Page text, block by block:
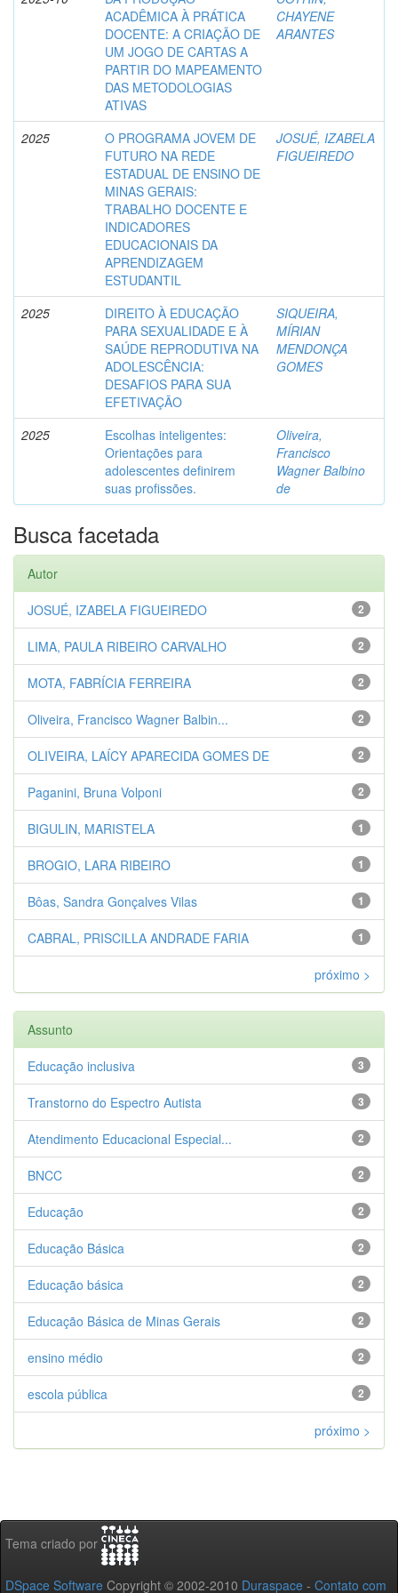
ACADÊMICA À PRÁTICA
DOCENTE: A CRIAÇÃO DE
UM JOGO DE CARTAS A
PARTIR DO MAPEAMENTO
DAS METODOLOGIAS
ATIVAS
CHAYENE
ARANTES
2025
O PROGRAMA JOVEM DE
FUTURO NA REDE
ESTADUAL DE ENSINO DE
MINAS GERAIS:
TRABALHO DOCENTE E
INDICADORES
EDUCACIONAIS DA
APRENDIZAGEM
ESTUDANTIL
JOSUÉ, IZABELA
FIGUEIREDO
2025
DIREITO À EDUCAÇÃO
PARA SEXUALIDADE E À
SAÚDE REPRODUTIVA NA
ADOLESCÊNCIA:
DESAFIOS PARA SUA
EFETIVAÇÃO
SIQUEIRA,
MÍRIAN
MENDONÇA
GOMES
2025
Escolhas inteligentes:
Orientações para
adolescentes definirem
suas profissões.
Oliveira,
Francisco
Wagner Balbino
de
Busca facetada
Autor
2
JOSUÉ, IZABELA FIGUEIREDO
2
LIMA, PAULA RIBEIRO CARVALHO
2
MOTA, FABRÍCIA FERREIRA
2
Oliveira, Francisco Wagner Balbin...
2
OLIVEIRA, LAÍCY APARECIDA GOMES DE
2
Paganini, Bruna Volponi
1
BIGULIN, MARISTELA
1
BROGIO, LARA RIBEIRO
1
Bôas, Sandra Gonçalves Vilas
1
CABRAL, PRISCILLA ANDRADE FARIA
próximo >
Assunto
3
Educação inclusiva
3
Transtorno do Espectro Autista
2
Atendimento Educacional Especial...
2
BNCC
2
Educação
2
Educação Básica
2
Educação básica
2
Educação Básica de Minas Gerais
2
ensino médio
2
escola pública
próximo >
Tema criado por
DSpace Software Copyright © 2002-2010 Duraspace - Contato com